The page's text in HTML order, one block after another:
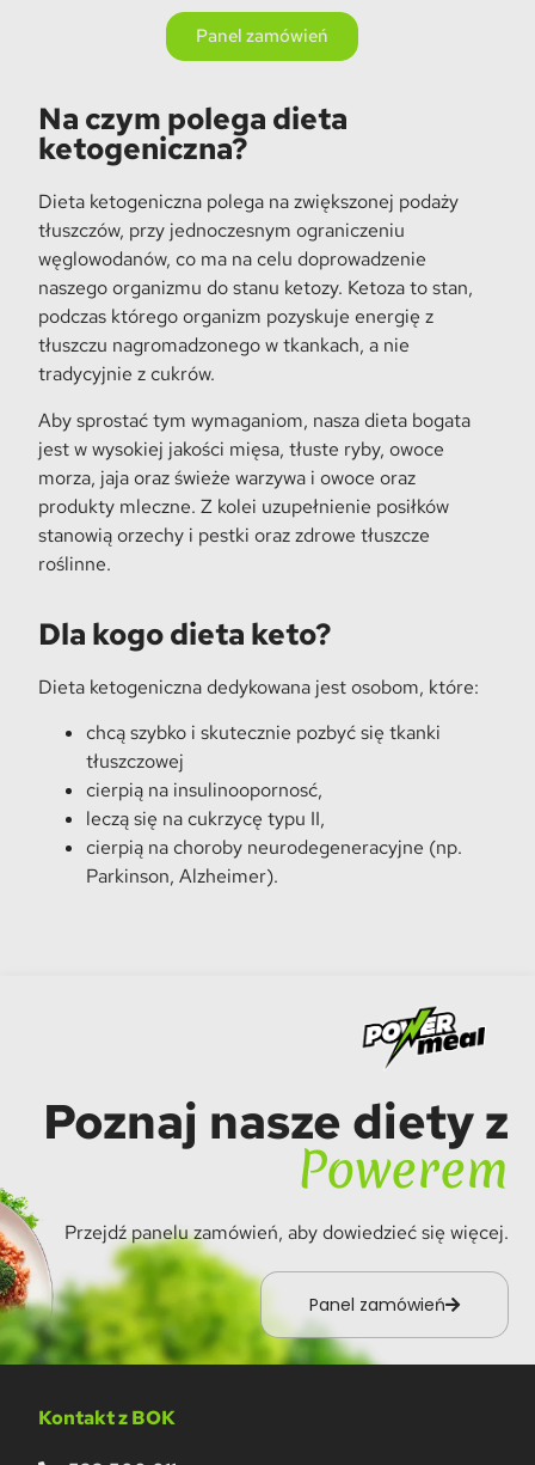
Panel zamówień
Na czym polega dieta
ketogeniczna?
Dieta ketogeniczna polega na zwiększonej podaży
tłuszczów, przy jednoczesnym ograniczeniu
węglowodanów, co ma na celu doprowadzenie
naszego organizmu do stanu ketozy. Ketoza to stan,
podczas którego organizm pozyskuje energię z
tłuszczu nagromadzonego w tkankach, a nie
tradycyjnie z cukrów.
Aby sprostać tym wymaganiom, nasza dieta bogata
jest w wysokiej jakości mięsa, tłuste ryby, owoce
morza, jaja oraz świeże warzywa i owoce oraz
produkty mleczne. Z kolei uzupełnienie posiłków
stanowią orzechy i pestki oraz zdrowe tłuszcze
roślinne.
Dla kogo dieta keto?
Dieta ketogeniczna dedykowana jest osobom, które:
chcą szybko i skutecznie pozbyć się tkanki
tłuszczowej
cierpią na insulinoopornosć,
leczą się na cukrzycę typu II,
cierpią na choroby neurodegeneracyjne (np.
Parkinson, Alzheimer).
Poznaj nasze diety z
Powerem
Przejdź panelu zamówień, aby dowiedzieć się więcej.
Panel zamówień
Kontakt z BOK